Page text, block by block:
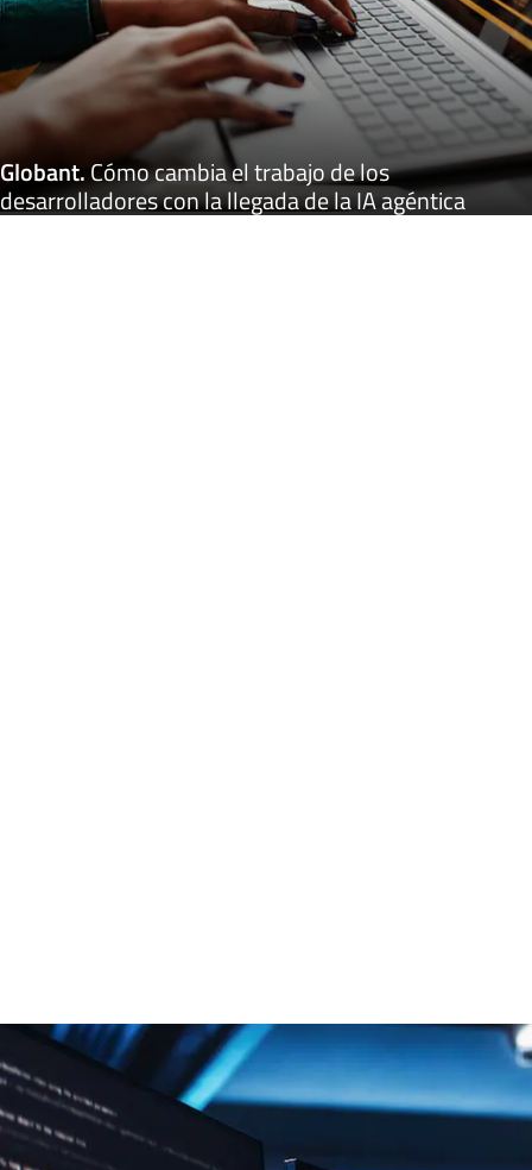
Globant.Cómo cambia el trabajo de los
desarrolladores con la llegada de la IA agéntica